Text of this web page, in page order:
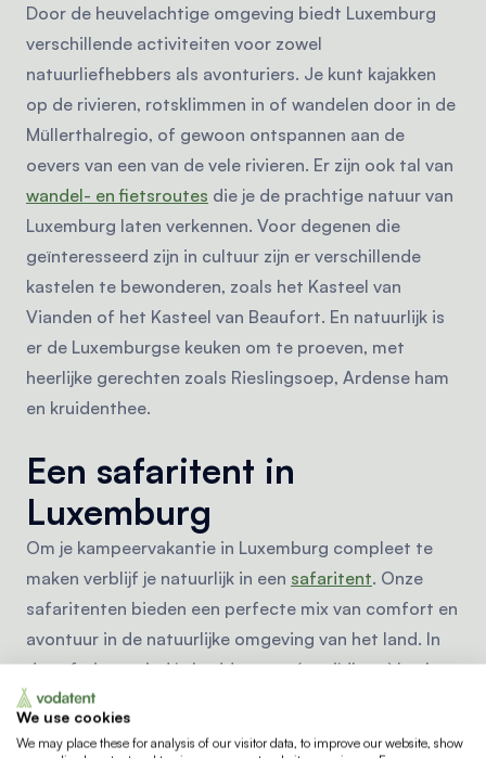
Door de heuvelachtige omgeving biedt Luxemburg
verschillende activiteiten voor zowel
natuurliefhebbers als avonturiers. Je kunt kajakken
op de rivieren, rotsklimmen in of wandelen door in de
Müllerthalregio, of gewoon ontspannen aan de
oevers van een van de vele rivieren. Er zijn ook tal van
wandel- en fietsroutes die je de prachtige natuur van
Luxemburg laten verkennen. Voor degenen die
geïnteresseerd zijn in cultuur zijn er verschillende
kastelen te bewonderen, zoals het Kasteel van
Vianden of het Kasteel van Beaufort. En natuurlijk is
er de Luxemburgse keuken om te proeven, met
heerlijke gerechten zoals Rieslingsoep, Ardense ham
en kruidenthee.
Een safaritent in
Luxemburg
Om je kampeervakantie in Luxemburg compleet te
maken verblijf je natuurlijk in een safaritent. Onze
safaritenten bieden een perfecte mix van comfort en
avontuur in de natuurlijke omgeving van het land. In
de safaritent vind je bedden, een (verrijdbare) keuken
en in sommige gevallen zelfs een badkamer. Zo wordt
je verblijf een ideale glamping
We use cookies
We may place these for analysis of our visitor data, to improve our website, show